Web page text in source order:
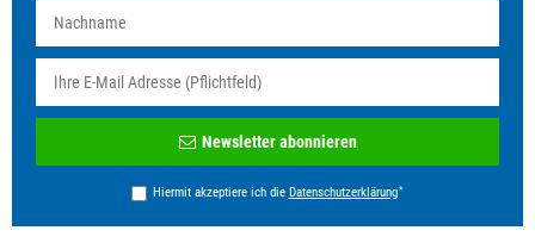
Honig
Newsletter abonnieren
Hiermit akzeptiere ich die Daten­schutz­erklärung*